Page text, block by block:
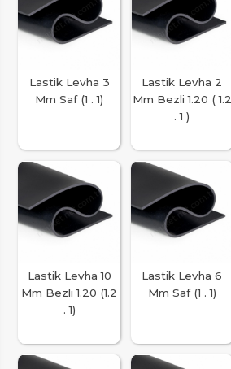
Lastik Levha 3
Mm Saf (1 . 1)
Lastik Levha 2
Mm Bezli 1.20 ( 1.2
. 1 )
Lastik Levha 10
Mm Bezli 1.20 (1.2
. 1)
Lastik Levha 6
Mm Saf (1 . 1)